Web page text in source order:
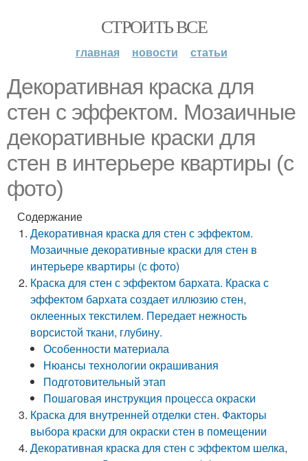
СТРОИТЬ ВСЕ
главная новости статьи
Декоративная краска для
стен с эффектом. Мозаичные
декоративные краски для
стен в интерьере квартиры (с
фото)
Содержание
Декоративная краска для стен с эффектом.
Мозаичные декоративные краски для стен в
интерьере квартиры (с фото)
Краска для стен с эффектом бархата. Краска с
эффектом бархата создает иллюзию стен,
оклеенных текстилем. Передает нежность
ворсистой ткани, глубину.
Особенности материала
Нюансы технологии окрашивания
Подготовительный этап
Пошаговая инструкция процесса окраски
Краска для внутренней отделки стен. Факторы
выбора краски для окраски стен в помещении
Декоративная краска для стен с эффектом шелка,